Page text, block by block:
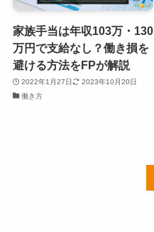
家族手当は年収103万・130
万円で支給なし？働き損を
避ける方法をFPが解説
2022年1月27日
2023年10月20日
働き方